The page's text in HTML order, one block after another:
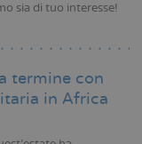
sia di tuo interesse!
termine con
in Africa